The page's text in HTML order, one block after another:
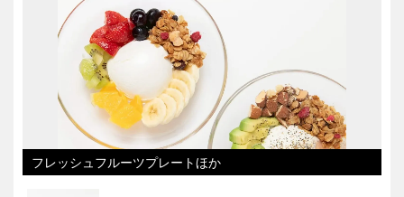
フレッシュフルーツプレートほか